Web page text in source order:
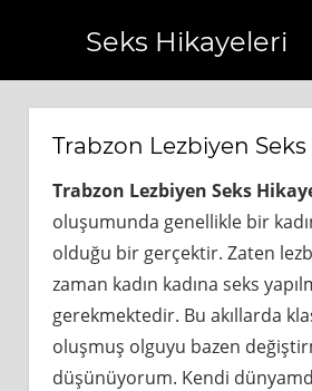
Seks Hikayeleri
Trabzon Lezbiyen
Trabzon Lezbiyen Seks
oluşumunda genellikle bir
olduğu bir gerçektir. Zaten
zaman kadın kadına seks
gerekmektedir. Bu akıllarda
oluşmuş olguyu bazen
düşünüyorum. Kendi